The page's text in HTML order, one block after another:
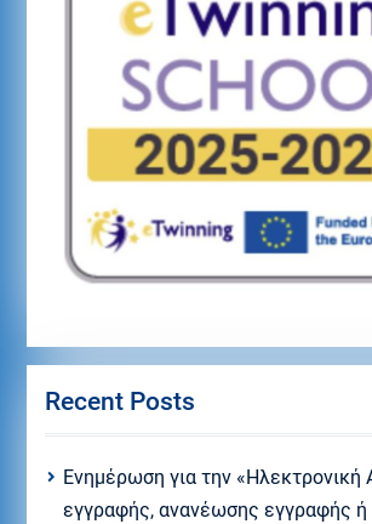
Recent Posts
Eνημέρωση για την «Ηλεκτρονική
εγγραφής, ανανέωσης εγγραφής ή